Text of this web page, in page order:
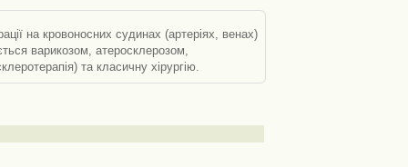
на кровоносних судинах (артеріях, венах)
варикозом, атеросклерозом,
та класичну хірургію.